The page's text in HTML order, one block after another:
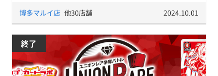
博多マルイ店 他30店舗 2024.10.01
終了